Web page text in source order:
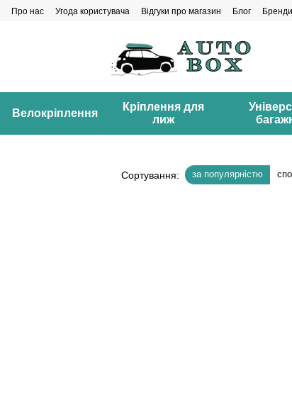
Про нас Угода користувача Відгуки про магазин Блог Бренди
Велокріплення
Кріплення для
лиж
Сортування: за популярністю